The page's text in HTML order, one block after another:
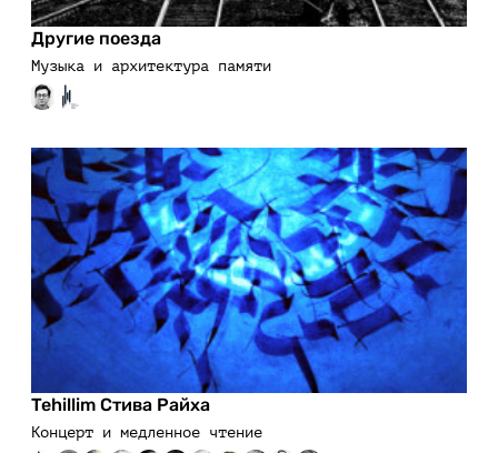
Другие поезда
Музыка и архитектура памяти
Tehillim Стива Райха
Концерт и медленное чтение